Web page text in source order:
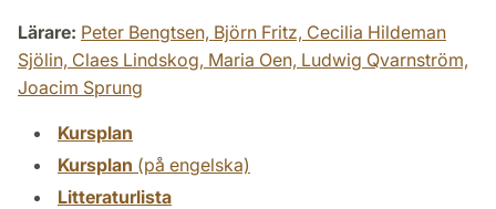
Lärare: Peter Bengtsen, Björn Fritz, Cecilia Hildeman
Sjölin, Claes Lindskog, Maria Oen, Ludwig Qvarnström,
Joacim Sprung
Kursplan
Kursplan (på engelska)
Litteraturlista